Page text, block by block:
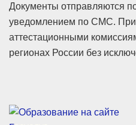
Документы отправляются
уведомлением по СМС.
аттестационными
регионах России без